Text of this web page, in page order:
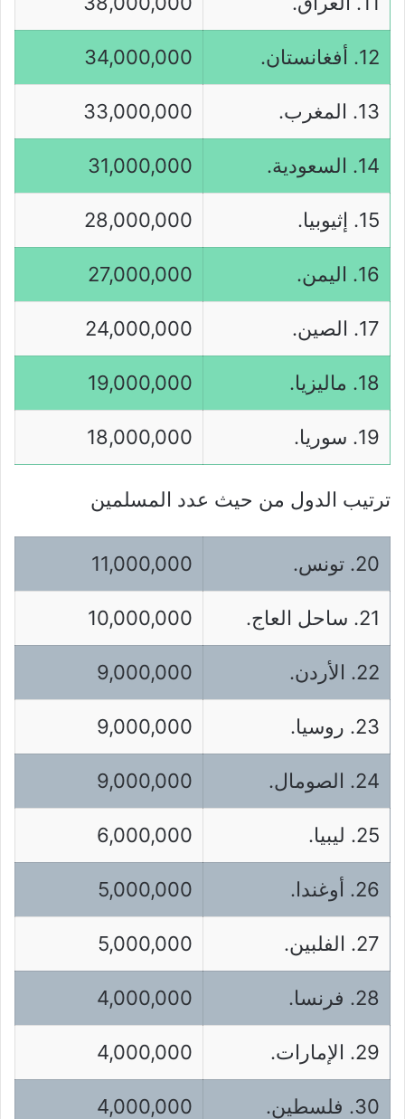
12. أفغانستان. 34,000,000
13. المغرب. 33,000,000
14. السعودية. 31,000,000
15. إثيوبيا. 28,000,000
16. اليمن. 27,000,000
17. الصين. 24,000,000
18. ماليزيا. 19,000,000
19. سوريا. 18,000,000
ترتيب الدول من حيث عدد المسلمين
20. تونس. 11,000,000
21. ساحل العاج. 10,000,000
22. الأردن. 9,000,000
23. روسيا. 9,000,000
24. الصومال. 9,000,000
25. ليبيا. 6,000,000
26. أوغندا. 5,000,000
27. الفلبين. 5,000,000
28. فرنسا. 4,000,000
29. الإمارات. 4,000,000
30. فلسطين. 4,000,000